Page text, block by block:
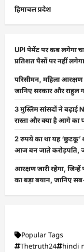
हिमाचल प्रदेश
UPI पेमेंट पर कब लगेगा
प्रतिशत पैसों पर नहीं
परिसीमन, महिला
जानिए सरकार और राहुल
3 मुस्लिम सांसदों ने बढ़ाई
रास्ता और क्या है आगे का
2 रुपये का था यह ‘छुटकू’
आज बन जाते करोड़पति,
आरक्षण जारी रहेगा,
का बड़ा बयान, जानिए
Popular Tags
Thetruth24
hindi